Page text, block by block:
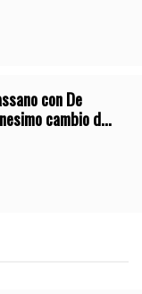
con De
cambio di